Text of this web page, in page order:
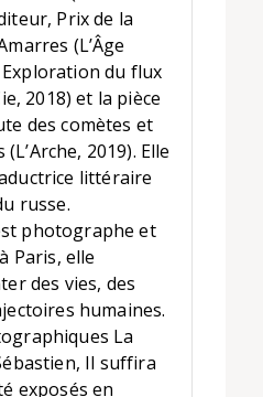
Prix de la
(L’Âge
Exploration du flux
2018) et la pièce
des comètes et
2019). Elle
littéraire
russe.
photographe et
Paris, elle
des vies, des
humaines.
La
Il suffira
exposés en